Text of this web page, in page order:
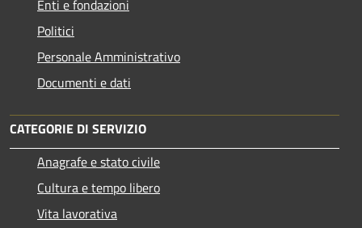
Enti e fondazioni
Politici
Personale Amministrativo
Documenti e dati
CATEGORIE DI SERVIZIO
Anagrafe e stato civile
Cultura e tempo libero
Vita lavorativa